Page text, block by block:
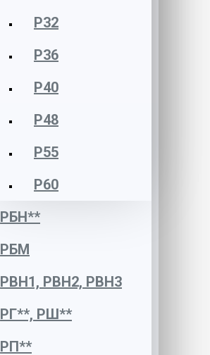
Р32
Р36
Р40
Р48
Р55
Р60
РБН**
РБМ
РВН1, РВН2, РВН3
РГ**, РШ**
РП**